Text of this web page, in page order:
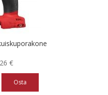
€
Osta